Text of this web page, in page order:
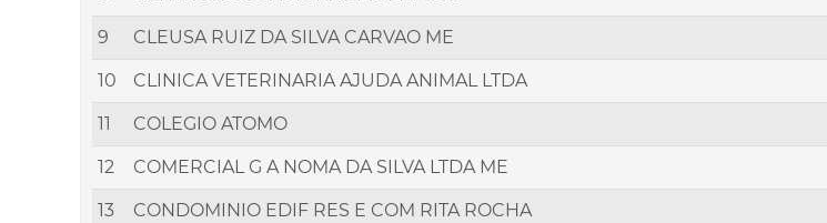
9 CLEUSA RUIZ DA SILVA CARVAO ME
10 CLINICA VETERINARIA AJUDA ANIMAL LTDA
11 COLEGIO ATOMO
12 COMERCIAL G A NOMA DA SILVA LTDA ME
13 CONDOMINIO EDIF RES E COM RITA ROCHA